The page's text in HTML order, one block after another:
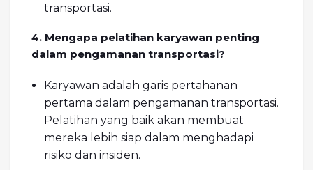
transportasi.
4. Mengapa pelatihan karyawan penting
dalam pengamanan transportasi?
Karyawan adalah garis pertahanan
pertama dalam pengamanan transportasi.
Pelatihan yang baik akan membuat
mereka lebih siap dalam menghadapi
risiko dan insiden.